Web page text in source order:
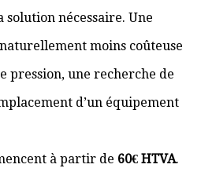
solution nécessaire. Une
moins coûteuse
pression, une recherche de
d’un équipement
à partir de 60€ HTVA.